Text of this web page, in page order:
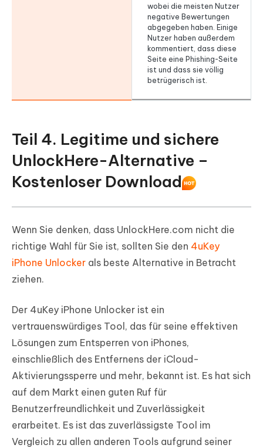
wobei die meisten Nutzer
negative Bewertungen
abgegeben haben. Einige
Nutzer haben außerdem
kommentiert, dass diese
Seite eine Phishing-Seite
ist und dass sie völlig
betrügerisch ist.
Teil 4. Legitime und sichere
UnlockHere-Alternative –
Kostenloser Download
Wenn Sie denken, dass UnlockHere.com nicht die
richtige Wahl für Sie ist, sollten Sie den 4uKey
iPhone Unlocker als beste Alternative in Betracht
ziehen.
Der 4uKey iPhone Unlocker ist ein
vertrauenswürdiges Tool, das für seine effektiven
Lösungen zum Entsperren von iPhones,
einschließlich des Entfernens der iCloud-
Aktivierungssperre und mehr, bekannt ist. Es hat sich
auf dem Markt einen guten Ruf für
Benutzerfreundlichkeit und Zuverlässigkeit
erarbeitet. Es ist das zuverlässigste Tool im
Vergleich zu allen anderen Tools aufgrund seiner